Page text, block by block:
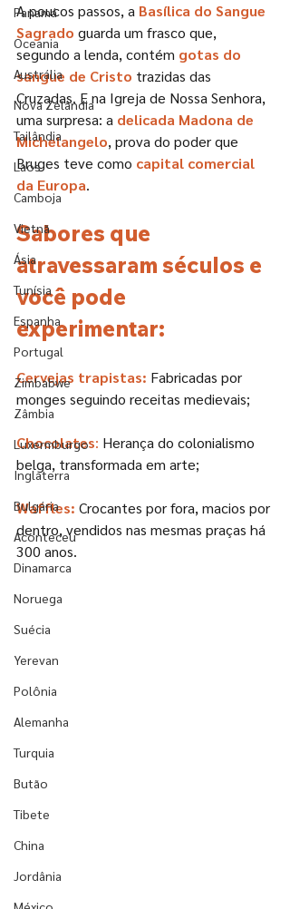
Panamá
Oceania
Austrália
Nova Zelândia
Tailândia
Laos
Camboja
Vietnã
Ásia
Tunísia
Espanha
Portugal
Zimbabwe
Zâmbia
Luxermburgo
Inglaterra
Bulgária
Aconteceu
Dinamarca
Noruega
Suécia
Yerevan
Polônia
Alemanha
Turquia
Butão
Tibete
China
Jordânia
A poucos passos, a Basílica do Sangue
Sagrado guarda um frasco que,
segundo a lenda, contém gotas do
sangue de Cristo trazidas das
Cruzadas. E na Igreja de Nossa Senhora,
uma surpresa: a delicada Madona de
Michelangelo, prova do poder que
Bruges teve como capital comercial
da Europa.
Sabores que
atravessaram séculos e
você pode
experimentar:
Cervejas trapistas: Fabricadas por
monges seguindo receitas medievais;
Chocolates: Herança do colonialismo
belga, transformada em arte;
Waffles: Crocantes por fora, macios por
dentro, vendidos nas mesmas praças há
300 anos.